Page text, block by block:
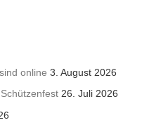
online 3. August 2026
26. Juli 2026